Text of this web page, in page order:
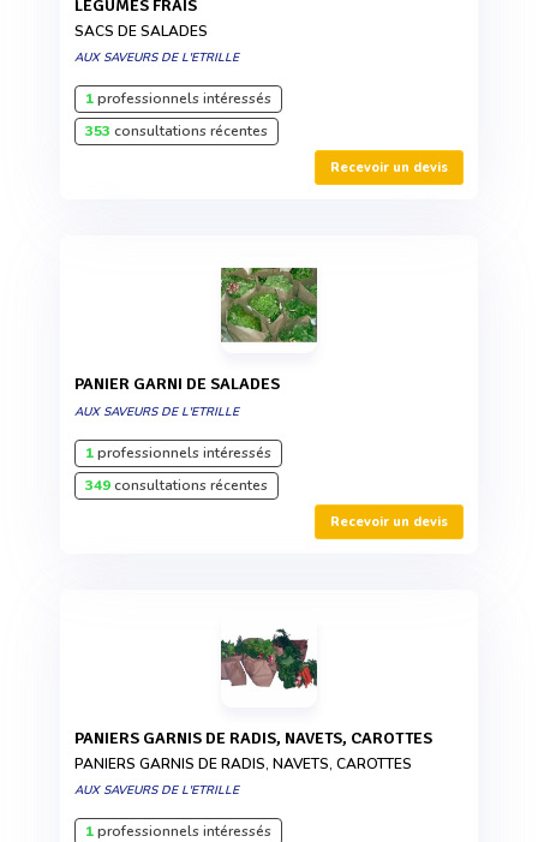
LÉGUMES FRAIS
SACS DE SALADES
AUX SAVEURS DE L'ETRILLE
1professionnels intéressés
353 consultations récentes
Recevoir un devis
PANIER GARNI DE SALADES
AUX SAVEURS DE L'ETRILLE
1professionnels intéressés
349consultations récentes
Recevoir un devis
PANIERS GARNIS DE RADIS, NAVETS, CAROTTES
PANIERS GARNIS DE RADIS, NAVETS, CAROTTES
AUX SAVEURS DE L'ETRILLE
1professionnels intéressés